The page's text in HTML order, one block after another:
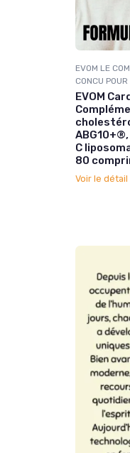
EVOM LE
CONCU
EVOM
C
80
Voir le détail